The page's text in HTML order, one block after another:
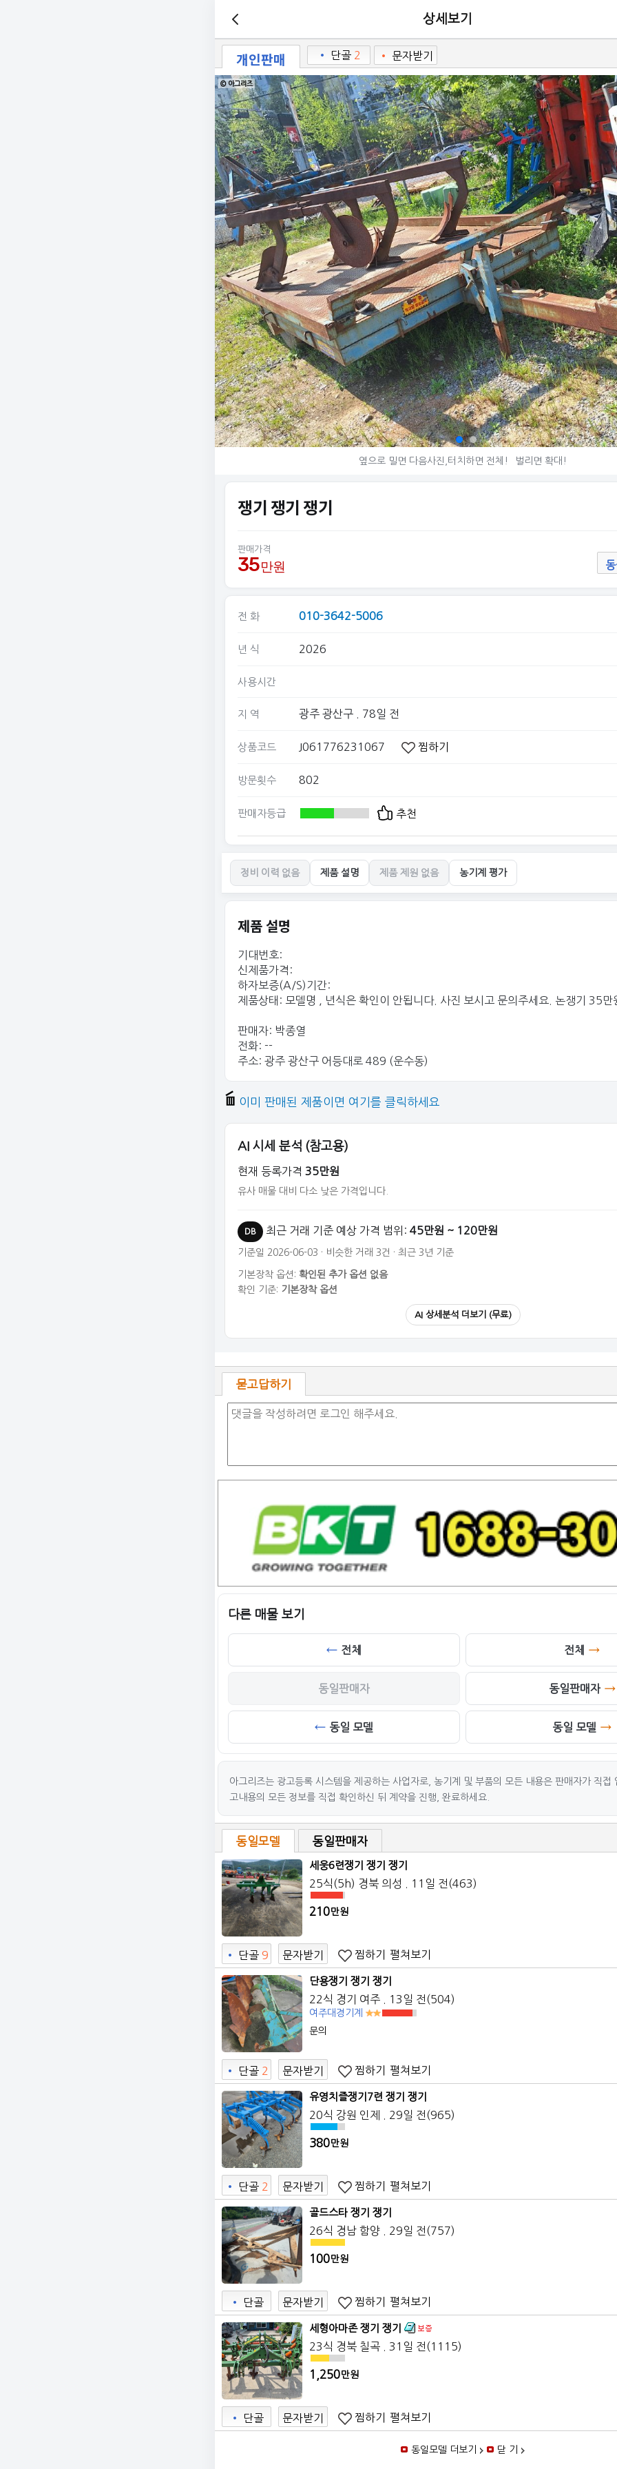
상세보기
개인판매 • 단골 2 • 문자받기
© 아그리즈
옆으로 밀면 다음사진,터치하면 전체! 벌리면 확대!
쟁기 쟁기 쟁기
판매가격
35만원
전 화 010-3642-5006
년 식 2026
사용시간
지 역 광주 광산구 . 78일 전
상품코드 J061776231067 찜하기
방문횟수 802
판매자등급 추천
정비 이력 없음 제품 설명 제품 제원 없음 농기계 평가
제품 설명
기대번호:
신제품가격:
하자보증(A/S)기간:
제품상태: 모델명 , 년식은 확인이 안됩니다. 사진 보시고 문의주세요. 논쟁기 35만
판매자: 박종열
전화: --
주소: 광주 광산구 어등대로 489 (운수동)
이미 판매된 제품이면 여기를 클릭하세요
AI 시세 분석 (참고용)
현재 등록가격 35만원
유사 매물 대비 다소 낮은 가격입니다.
DB 최근 거래 기준 예상 가격 범위: 45만원 ~ 120만원
기준일 2026-06-03 · 비슷한 거래 3건 · 최근 3년 기준
기본장착 옵션: 확인된 추가 옵션 없음
확인 기준: 기본장착 옵션
AI 상세분석 더보기 (무료)
묻고답하기
다른 매물 보기
전체
동일판매자
동일 모델
전체
동일판매자
동일 모델
아그리즈는 광고등록 시스템을 제공하는 사업자로, 농기계 및 부품의 모든 내용은 판매자가 직접
고내용의 모든 정보를 직접 확인하신 뒤 계약을 진행, 완료하세요.
동일모델 동일판매자
세웅6련쟁기 쟁기 쟁기
25식(5h) 경북 의성 . 11일 전(463)
210만원
• 단골 9 문자받기 찜하기 펼쳐보기
단용쟁기 쟁기 쟁기
22식 경기 여주 . 13일 전(504)
여주대경기계
문의
• 단골 2
5
문자받기 찜하기 펼쳐보기
유영치즐쟁기7련 쟁기 쟁기
20식 강원 인제 . 29일 전(965)
380만원
• 단골 2 문자받기 찜하기 펼쳐보기
골드스타 쟁기 쟁기
26식 경남 함양 . 29일 전(757)
100만원
• 단골 문자받기 찜하기 펼쳐보기
세형아마존 쟁기 쟁기
23식 경북 칠곡 . 31일 전(1115)
1,250만원
• 단골 문자받기 찜하기 펼쳐보기
동일모델 더보기 닫 기